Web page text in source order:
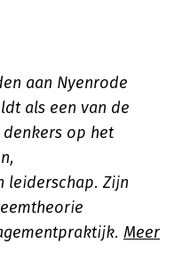
aan Nyenrode
als een van de
op het
leiderschap. Zijn
Meer